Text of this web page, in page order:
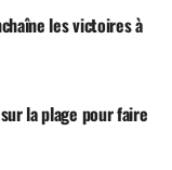
les victoires à
la plage pour faire